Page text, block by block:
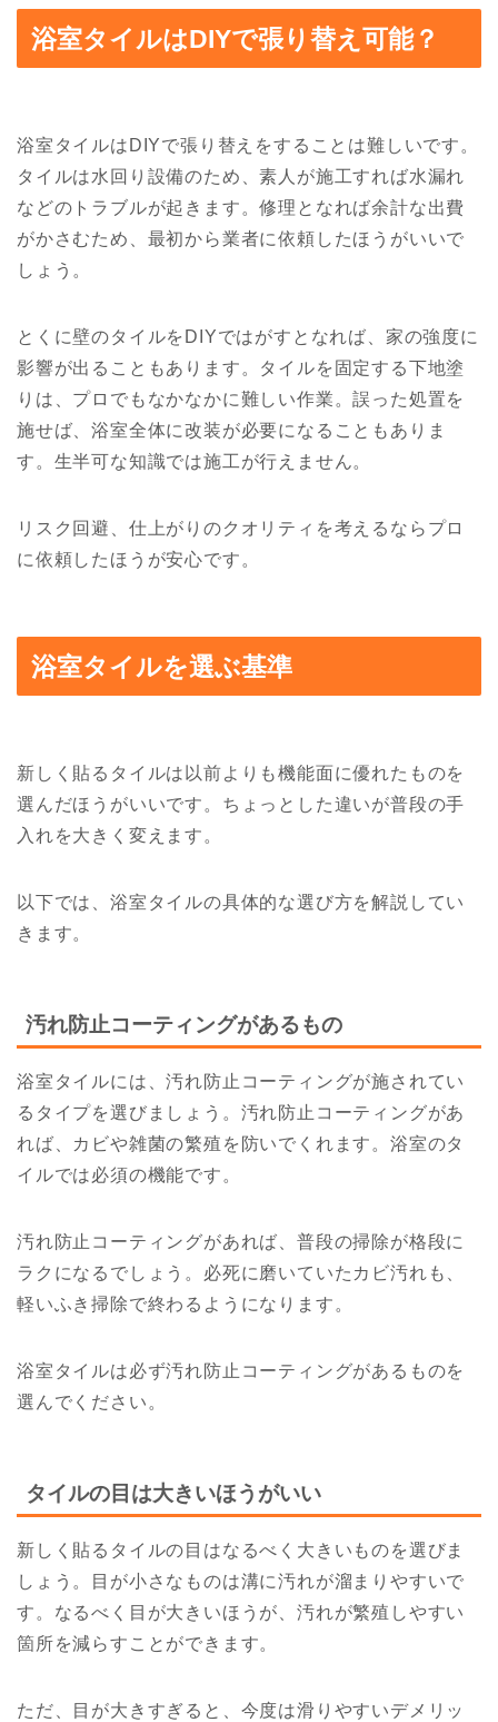
浴室タイルはDIYで張り替え可能？
浴室タイルはDIYで張り替えをすることは難しいです。
タイルは水回り設備のため、素人が施工すれば水漏れ
などのトラブルが起きます。修理となれば余計な出費
がかさむため、最初から業者に依頼したほうがいいで
しょう。
とくに壁のタイルをDIYではがすとなれば、家の強度に
影響が出ることもあります。タイルを固定する下地塗
りは、プロでもなかなかに難しい作業。誤った処置を
施せば、浴室全体に改装が必要になることもありま
す。生半可な知識では施工が行えません。
リスク回避、仕上がりのクオリティを考えるならプロ
に依頼したほうが安心です。
浴室タイルを選ぶ基準
新しく貼るタイルは以前よりも機能面に優れたものを
選んだほうがいいです。ちょっとした違いが普段の手
入れを大きく変えます。
以下では、浴室タイルの具体的な選び方を解説してい
きます。
汚れ防止コーティングがあるもの
浴室タイルには、汚れ防止コーティングが施されてい
るタイプを選びましょう。汚れ防止コーティングがあ
れば、カビや雑菌の繁殖を防いでくれます。浴室のタ
イルでは必須の機能です。
汚れ防止コーティングがあれば、普段の掃除が格段に
ラクになるでしょう。必死に磨いていたカビ汚れも、
軽いふき掃除で終わるようになります。
浴室タイルは必ず汚れ防止コーティングがあるものを
選んでください。
タイルの目は大きいほうがいい
新しく貼るタイルの目はなるべく大きいものを選びま
しょう。目が小さなものは溝に汚れが溜まりやすいで
す。なるべく目が大きいほうが、汚れが繁殖しやすい
箇所を減らすことができます。
ただ、目が大きすぎると、今度は滑りやすいデメリッ